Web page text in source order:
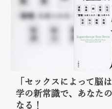
「セックスによって脳
学の新常識で、あなた
なる！